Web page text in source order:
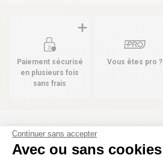
Paiement sécurisé
en plusieurs fois
sans frais
Vous êtes pro ?
Les produits compatibles
Continuer sans accepter
Avec ou sans cookies